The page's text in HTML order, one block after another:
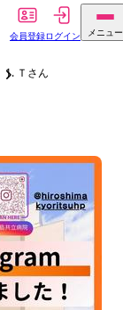
会員登録ログイン メニュー
Ｔさん